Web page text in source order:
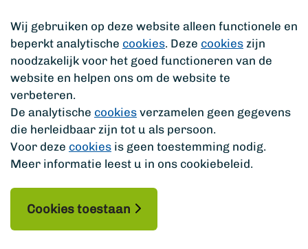
Wij gebruiken op deze website alleen functionele en
beperkt analytische cookies. Deze cookies zijn
noodzakelijk voor het goed functioneren van de
website en helpen ons om de website te
verbeteren.
De analytische cookies verzamelen geen gegevens
die herleidbaar zijn tot u als persoon.
Voor deze cookies is geen toestemming nodig.
Meer informatie leest u in ons cookiebeleid.
Cookies toestaan